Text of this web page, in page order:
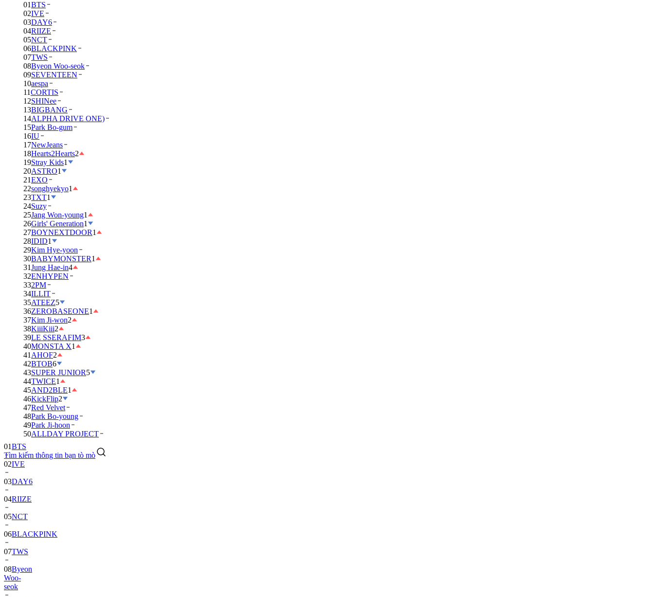
01BTS
02IVE
03DAY6
04RIIZE
05NCT
06BLACKPINK
07TWS
08Byeon Woo-seok
09SEVENTEEN
10aespa
11CORTIS
12SHINee
13BIGBANG
14ALPHA DRIVE ONE)
15Park Bo-gum
16IU
17NewJeans
18Hearts2Hearts2
19Stray Kids1
20ASTRO1
21EXO
22songhyekyo1
23TXT1
24Suzy
25Jang Won-young1
26Girls' Generation1
27BOYNEXTDOOR1
28IDID1
29Kim Hye-yoon
30BABYMONSTER1
31Jung Hae-in4
32ENHYPEN
332PM
34ILLIT
35ATEEZ5
36ZEROBASEONE1
37Kim Ji-won2
38KiiiKiii2
39LE SSERAFIM3
40MONSTA X1
41 AHOF2
42BTOB6
43SUPER JUNIOR5
44TWICE1
45AND2BLE1
46KickFlip2
47Red Velvet
48Park Bo-young
49Park Ji-hoon
50ALLDAY PROJECT
Tìm kiếm thông tin bạn tò mò
BTS
02IVE
03DAY6
04RIIZE
05NCT
06BLACKPINK
07TWS
08Byeon
Woo-
seok
09SEVENTEEN